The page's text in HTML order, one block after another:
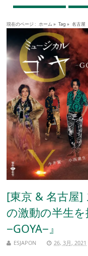
現在のページ : ホーム » Tag » 名古屋
[東京 & 名古屋]
の激動の半生
−GOYA−』
ESJAPON 26, 3月, 2021